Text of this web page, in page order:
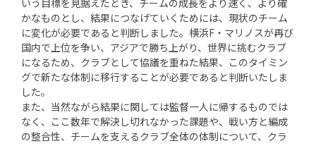
いう目標を見据えたとき、チームの成長をより速く、より確
かなものとし、結果につなげていくためには、現状のチーム
に変化が必要であると判断しました。横浜F・マリノスが再び
国内で上位を争い、アジアで勝ち上がり、世界に挑むクラブ
になるため、クラブとして協議を重ねた結果、このタイミン
グで新たな体制に移行することが必要であると判断いたしま
した。
また、当然ながら結果に関しては監督一人に帰するものでは
なく、ここ数年で解決し切れなかった課題や、戦い方と編成
の整合性、チームを支えるクラブ全体の体制について、クラ